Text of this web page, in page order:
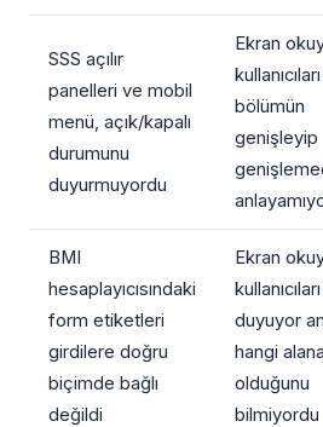
SSS açılır
panelleri ve mobil
menü, açık/kapalı
durumunu
duyurmuyordu
Ekran
bölümün
genişleyip
BMI
hesaplayıcısındaki
form etiketleri
girdilere doğru
biçimde bağlı
değildi
Ekran
duyuyor
hangi
olduğunu
bilmiyordu